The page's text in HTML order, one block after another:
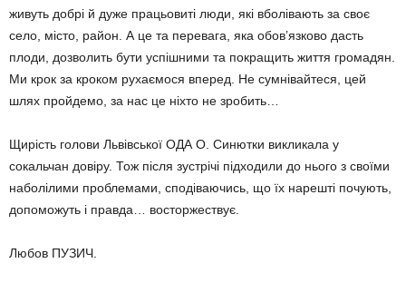
живуть добрі й дуже працьовиті люди, які вболівають за своє
село, місто, район. А це та перевага, яка обов’язково дасть
плоди, дозволить бути успішними та покращить життя громадян.
Ми крок за кроком рухаємося вперед. Не сумнівайтеся, цей
шлях пройдемо, за нас це ніхто не зробить…
Щирість голови Львівської ОДА О. Синютки викликала у
сокальчан довіру. Тож після зустрічі підходили до нього з своїми
наболілими проблемами, сподіваючись, що їх нарешті почують,
допоможуть і правда… восторжествує.
Любов ПУЗИЧ.